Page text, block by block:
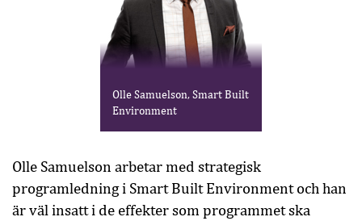
Olle Samuelson, Smart Built
Environment
Olle Samuelson arbetar med strategisk
programledning i Smart Built Environment och han
är väl insatt i de effekter som programmet ska